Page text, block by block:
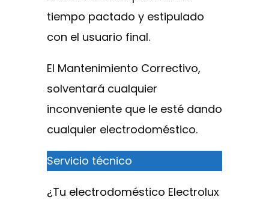
tiempo pactado y estipulado
con el usuario final.
El Mantenimiento Correctivo,
solventará cualquier
inconveniente que le esté dando
cualquier electrodoméstico.
Servicio técnico
¿Tu electrodoméstico Electrolux